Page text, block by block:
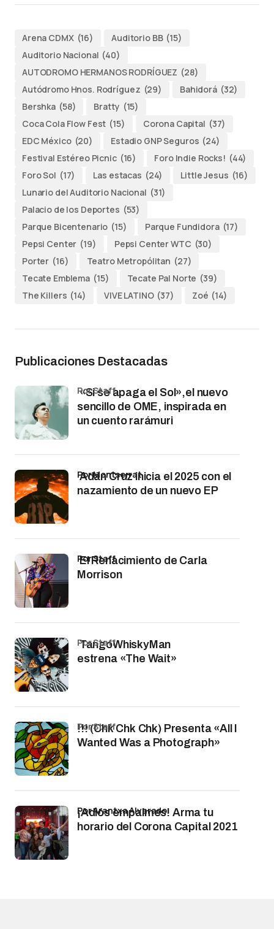
Arena CDMX (16) Auditorio BB (15)
Auditorio Nacional (40)
AUTODROMO HERMANOS RODRÍGUEZ (28)
Autódromo Hnos. Rodríguez (29) Bahidorá (32)
Bershka (58) Bratty (15)
Coca Cola Flow Fest (15) Corona Capital (37)
EDC México (20) Estadio GNP Seguros (24)
Festival Estéreo Picnic (16) Foro Indie Rocks! (44)
Foro Sol (17) Las estacas (24) Little Jesus (16)
Lunario del Auditorio Nacional (31)
Palacio de los Deportes (53)
Parque Bicentenario (15) Parque Fundidora (17)
Pepsi Center (19) Pepsi Center WTC (30)
Porter (16) Teatro Metropólitan (27)
Tecate Emblema (15) Tecate Pal Norte (39)
The Killers (14) VIVE LATINO (37) Zoé (14)
Publicaciones Destacadas
«Si se apaga el Sol»,el nuevo
sencillo de OME, inspirada en
un cuento rarámuri
por Staff
Adán Cruz inicia el 2025 con el
nazamiento de un nuevo EP
por Montserrat
El Renacimiento de Carla
Morrison
por Staff
TangoWhiskyMan
estrena «The Wait»
por Staff
!!! (Chk Chk Chk) Presenta «All I
Wanted Was a Photograph»
por Staff
¡Adiós empalmes! Arma tu
horario del Corona Capital 2021
por Arantxa Alvarado